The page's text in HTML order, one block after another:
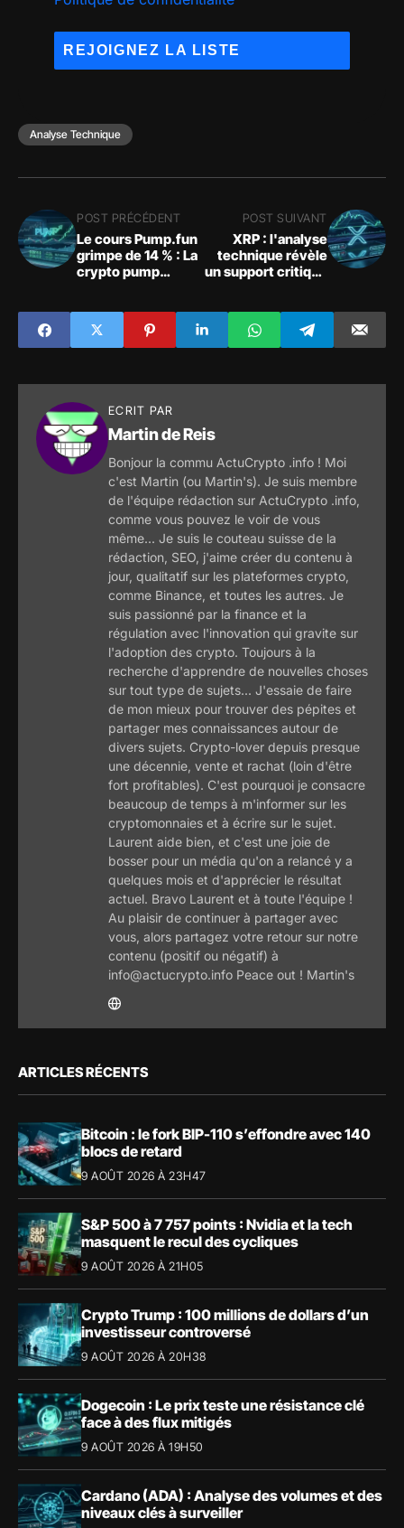
Analyse Technique
POST PRÉCÉDENT
Le cours Pump.fun
grimpe de 14 % : La
crypto pump
POST SUIVANT
XRP : l'analyse
technique révèle
un support critique
ECRIT PAR
Martin de Reis
Bonjour la commu ActuCrypto .info ! Moi
c'est Martin (ou Martin's). Je suis membre
de l'équipe rédaction sur ActuCrypto .info,
comme vous pouvez le voir de vous
même... Je suis le couteau suisse de la
rédaction, SEO, j'aime créer du contenu à
jour, qualitatif sur les plateformes crypto,
comme Binance, et toutes les autres. Je
suis passionné par la finance et la
régulation avec l'innovation qui gravite sur
l'adoption des crypto. Toujours à la
recherche d'apprendre de nouvelles choses
sur tout type de sujets... J'essaie de faire
de mon mieux pour trouver des pépites et
partager mes connaissances autour de
divers sujets. Crypto-lover depuis presque
une décennie, vente et rachat (loin d'être
fort profitables). C'est pourquoi je consacre
beaucoup de temps à m'informer sur les
cryptomonnaies et à écrire sur le sujet.
Laurent aide bien, et c'est une joie de
bosser pour un média qu'on a relancé y a
quelques mois et d'apprécier le résultat
actuel. Bravo Laurent et à toute l'équipe !
Au plaisir de continuer à partager avec
vous, alors partagez votre retour sur notre
contenu (positif ou négatif) à
info@actucrypto.info Peace out ! Martin's
ARTICLES RÉCENTS
Bitcoin : le fork BIP-110 s’effondre avec 140
blocs de retard
9 AOÛT 2026 À 23H47
S&P 500 à 7 757 points : Nvidia et la tech
masquent le recul des cycliques
9 AOÛT 2026 À 21H05
Crypto Trump : 100 millions de dollars d’un
investisseur controversé
9 AOÛT 2026 À 20H38
Dogecoin : Le prix teste une résistance clé
face à des flux mitigés
9 AOÛT 2026 À 19H50
Cardano (ADA) : Analyse des volumes et des
niveaux clés à surveiller